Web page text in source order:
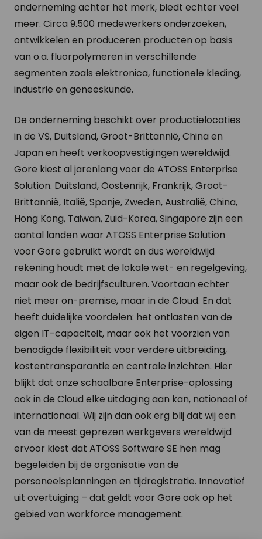
onderneming achter het merk, biedt echter veel
meer. Circa 9.500 medewerkers onderzoeken,
ontwikkelen en produceren producten op basis
van o.a. fluorpolymeren in verschillende
segmenten zoals elektronica, functionele kleding,
industrie en geneeskunde.
De onderneming beschikt over productielocaties
in de VS, Duitsland, Groot-Brittannië, China en
Japan en heeft verkoopvestigingen wereldwijd.
Gore kiest al jarenlang voor de ATOSS Enterprise
Solution. Duitsland, Oostenrijk, Frankrijk, Groot-
Brittannië, Italië, Spanje, Zweden, Australië, China,
Hong Kong, Taiwan, Zuid-Korea, Singapore zijn een
aantal landen waar ATOSS Enterprise Solution
voor Gore gebruikt wordt en dus wereldwijd
rekening houdt met de lokale wet- en regelgeving,
maar ook de bedrijfsculturen. Voortaan echter
niet meer on-premise, maar in de Cloud. En dat
heeft duidelijke voordelen: het ontlasten van de
eigen IT-capaciteit, maar ook het voorzien van
benodigde flexibiliteit voor verdere uitbreiding,
kostentransparantie en centrale inzichten. Hier
blijkt dat onze schaalbare Enterprise-oplossing
ook in de Cloud elke uitdaging aan kan, nationaal of
internationaal. Wij zijn dan ook erg blij dat wij een
van de meest geprezen werkgevers wereldwijd
ervoor kiest dat ATOSS Software SE hen mag
begeleiden bij de organisatie van de
personeelsplanningen en tijdregistratie. Innovatief
uit overtuiging – dat geldt voor Gore ook op het
gebied van workforce management.